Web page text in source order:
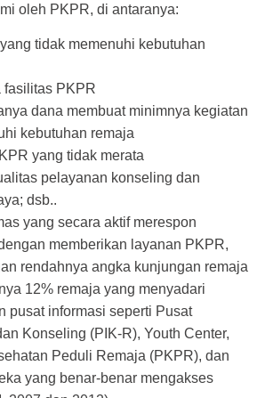
oleh PKPR, di antaranya:
tidak memenuhi kebutuhan
fasilitas PKPR
dana membuat minimnya kegiatan
kebutuhan remaja
yang tidak merata
pelayanan konseling dan
dsb..
yang secara aktif merespon
memberikan layanan PKPR,
rendahnya angka kunjungan remaja
12% remaja yang menyadari
pusat informasi seperti Pusat
Konseling (PIK-R), Youth Center,
Peduli Remaja (PKPR), dan
yang benar-benar mengakses